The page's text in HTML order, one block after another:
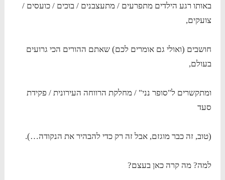
באותו רגע הילדים מתפרעים / מתעצבנים / בוכים / כועסים /
צועקים,
חושבים (ואולי גם אומרים לכם) שאתם ההורים הכי גרועים
בעולם,
ומתקשרים ל"סופר נני" / מחלקת הרווחה העירונית / פקידת
סעד
(טוב, זה כבר מוגזם, אבל זה רק כדי להבהיר את הנקודה…).
למה? מה קרה כאן בעצם?